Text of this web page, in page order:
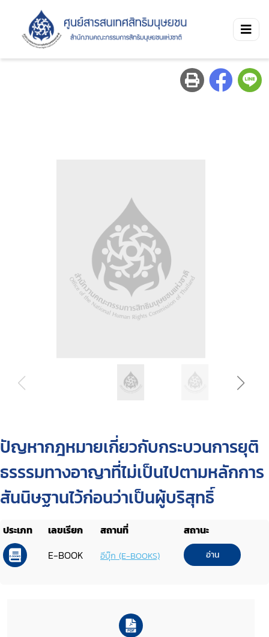
ปัญหากฎหมายเกี่ยวกับกระบวนการยุติ
ธรรรมทางอาญาที่ไม่เป็นไปตามหลักการ
สันนิษฐานไว้ก่อนว่าเป็นผู้บริสุทธิ์
ประเภท เลขเรียก สถานที่
สถานะ
E-BOOK
อีบุ๊ก (E-BOOKS) อ่าน